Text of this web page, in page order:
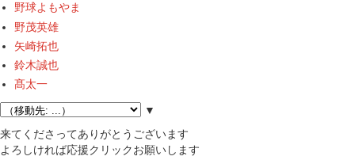
野球よもやま
野茂英雄
矢崎拓也
鈴木誠也
髙太一
▼
来てくださってありがとうございます
よろしければ応援クリックお願いします